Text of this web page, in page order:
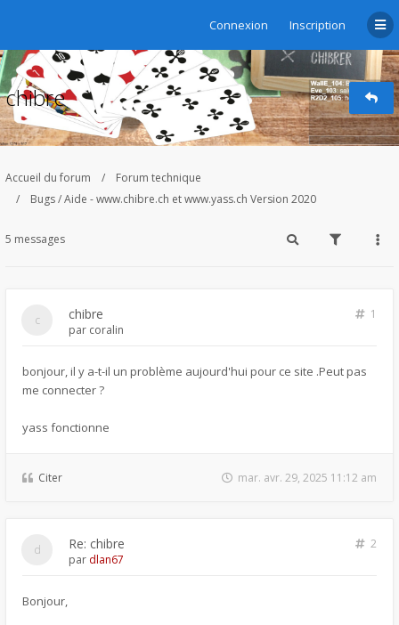
Connexion Inscription
chibre
Accueil du forum
Forum technique
Bugs / Aide - www.chibre.ch et www.yass.ch Version 2020
5 messages
chibre
1
par coralin
bonjour, il y a-t-il un problème aujourd'hui pour ce site .Peut pas
me connecter ?
yass fonctionne
Citer mar. avr. 29, 2025 11:12 am
Re: chibre
2
par dlan67
Bonjour,